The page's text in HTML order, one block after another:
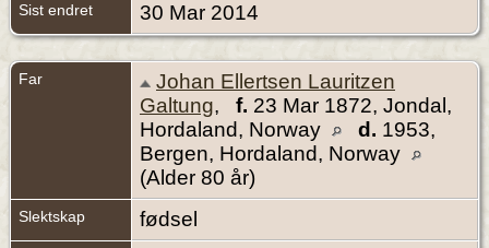
Sist endret 30 Mar 2014
Far
Johan Ellertsen Lauritzen
Galtung, f. 23 Mar 1872, Jondal,
Hordaland, Norway
d. 1953,
Bergen, Hordaland, Norway
(Alder 80 år)
Slektskap fødsel